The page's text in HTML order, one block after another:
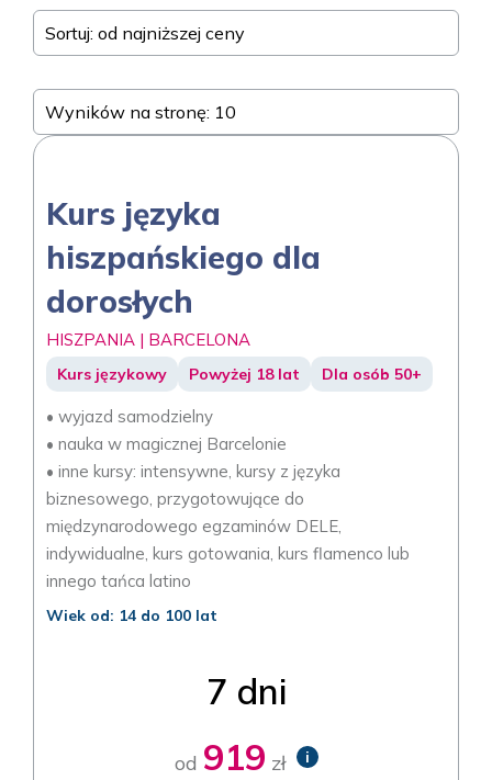
Sortuj: od najniższej ceny
Wyników na stronę: 10
Kurs języka
hiszpańskiego dla
dorosłych
HISZPANIA | BARCELONA
Kurs językowy Powyżej 18 lat Dla osób 50+
• wyjazd samodzielny
• nauka w magicznej Barcelonie
• inne kursy: intensywne, kursy z języka
biznesowego, przygotowujące do
międzynarodowego egzaminów DELE,
indywidualne, kurs gotowania, kurs flamenco lub
innego tańca latino
Wiek od: 14 do 100 lat
7 dni
od 919 zł i